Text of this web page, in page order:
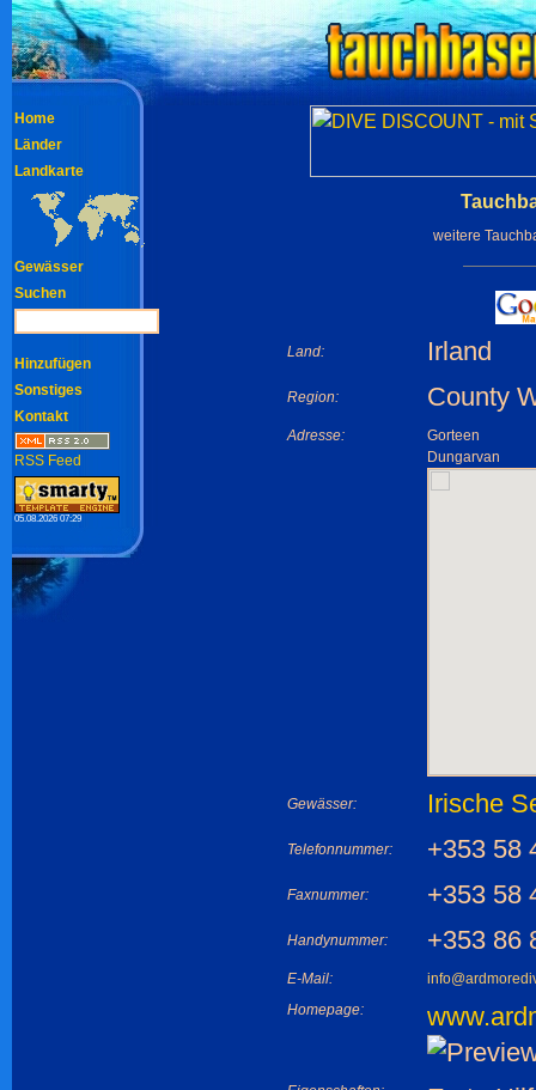
weitere
Land: Irland
Region: County
Adresse:
Gorteen
Dungarvan
Gewässer: Irische
Telefonnummer: +353 58
Faxnummer: +353 58
Handynummer: +353 86
E-Mail:
Homepage:
Home
Länder
Landkarte
Gewässer
Suchen
Hinzufügen
Sonstiges
Kontakt
RSS Feed
05.08.2026 07:29